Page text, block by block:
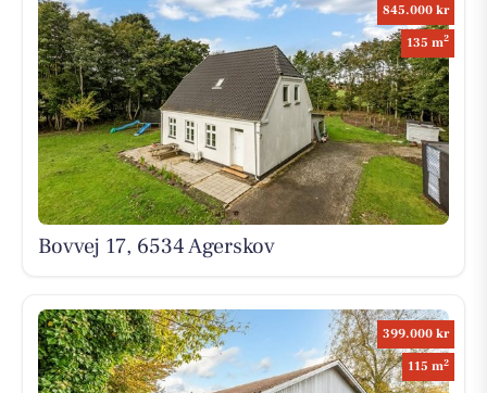
845.000 kr
135 m2
Bovvej 17, 6534 Agerskov
399.000 kr
115 m2